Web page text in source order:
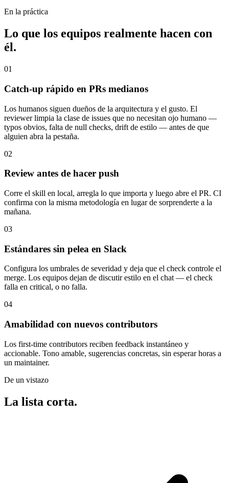
En la práctica
Lo que los equipos realmente hacen con
él.
01
Catch-up rápido en PRs medianos
Los humanos siguen dueños de la arquitectura y el gusto. El
reviewer limpia la clase de issues que no necesitan ojo humano —
typos obvios, falta de null checks, drift de estilo — antes de que
alguien abra la pestaña.
02
Review antes de hacer push
Corre el skill en local, arregla lo que importa y luego abre el PR. CI
confirma con la misma metodología en lugar de sorprenderte a la
mañana.
03
Estándares sin pelea en Slack
Configura los umbrales de severidad y deja que el check controle el
merge. Los equipos dejan de discutir estilo en el chat — el check
falla en critical, o no falla.
04
Amabilidad con nuevos contributors
Los first-time contributors reciben feedback instantáneo y
accionable. Tono amable, sugerencias concretas, sin esperar horas a
un maintainer.
De un vistazo
La lista corta.